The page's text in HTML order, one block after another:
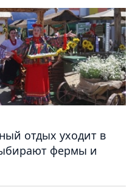
отдых уходит в
фермы и